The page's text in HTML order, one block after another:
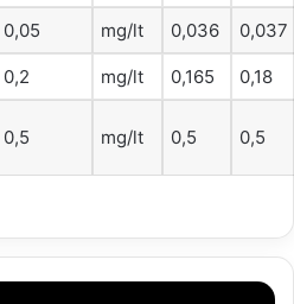
0,05 mg/lt 0,036 0,037
0,2 mg/lt 0,165 0,18
0,5 mg/lt 0,5 0,5